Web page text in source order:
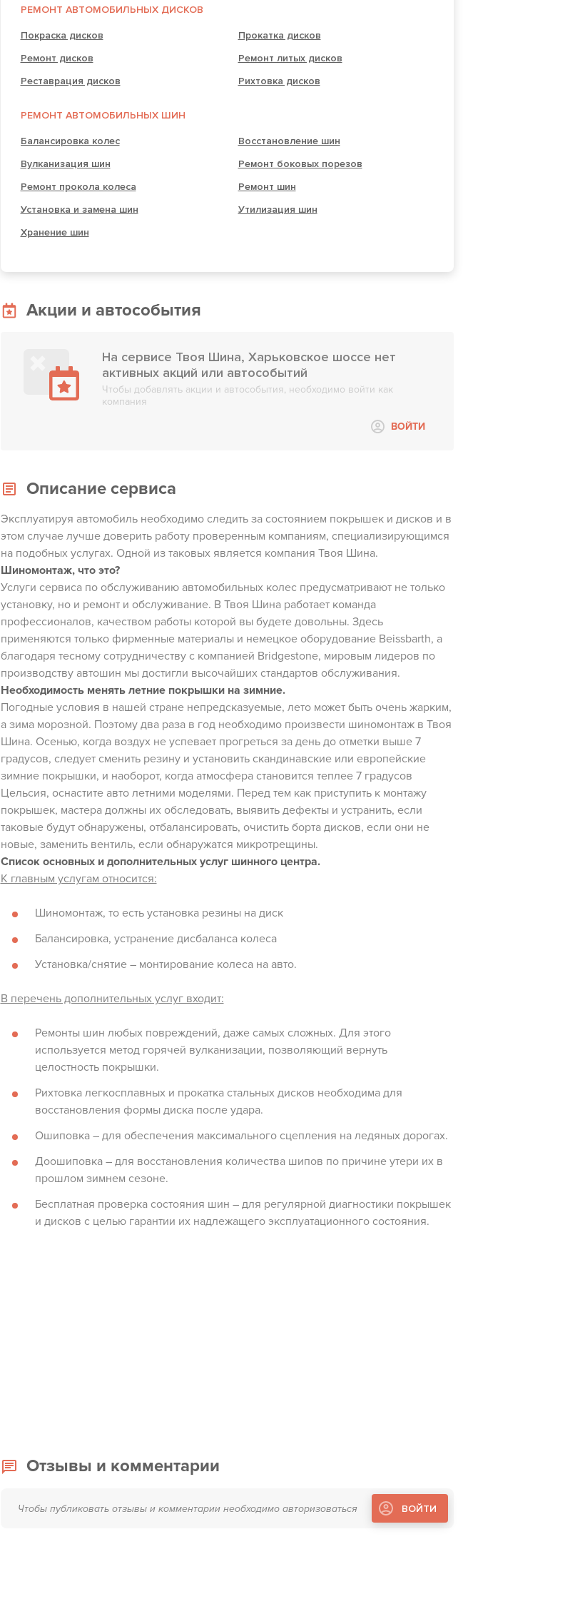
РЕМОНТ АВТОМОБИЛЬНЫХ ДИСКОВ
Покраска дисков
Прокатка дисков
Ремонт дисков
Ремонт литых дисков
Реставрация дисков
Рихтовка дисков
РЕМОНТ АВТОМОБИЛЬНЫХ ШИН
Балансировка колес
Восстановление шин
Вулканизация шин
Ремонт боковых порезов
Ремонт прокола колеса
Ремонт шин
Установка и замена шин
Утилизация шин
Хранение шин
Акции и автособытия
На сервисе Твоя Шина, Харьковское шоссе нет
активных акций или автособытий
Чтобы добавлять акции и автособытия, необходимо войти как
компания
ВОЙТИ
Описание сервиса
Эксплуатируя автомобиль необходимо следить за состоянием покрышек и дисков и в
этом случае лучше доверить работу проверенным компаниям, специализирующимся
на подобных услугах. Одной из таковых является компания Твоя Шина.
Шиномонтаж, что это?
Услуги сервиса по обслуживанию автомобильных колес предусматривают не только
установку, но и ремонт и обслуживание. В Твоя Шина работает команда
профессионалов, качеством работы которой вы будете довольны. Здесь
применяются только фирменные материалы и немецкое оборудование Beissbarth, а
благодаря тесному сотрудничеству с компанией Bridgestone, мировым лидеров по
производству автошин мы достигли высочайших стандартов обслуживания.
Необходимость менять летние покрышки на зимние.
Погодные условия в нашей стране непредсказуемые, лето может быть очень жарким,
а зима морозной. Поэтому два раза в год необходимо произвести шиномонтаж в Твоя
Шина. Осенью, когда воздух не успевает прогреться за день до отметки выше 7
градусов, следует сменить резину и установить скандинавские или европейские
зимние покрышки, и наоборот, когда атмосфера становится теплее 7 градусов
Цельсия, оснастите авто летними моделями. Перед тем как приступить к монтажу
покрышек, мастера должны их обследовать, выявить дефекты и устранить, если
таковые будут обнаружены, отбалансировать, очистить борта дисков, если они не
новые, заменить вентиль, если обнаружатся микротрещины.
Список основных и дополнительных услуг шинного центра.
К главным услугам относится:
Шиномонтаж, то есть установка резины на диск
Балансировка, устранение дисбаланса колеса
Установка/снятие – монтирование колеса на авто.
В перечень дополнительных услуг входит:
Ремонты шин любых повреждений, даже самых сложных. Для этого
используется метод горячей вулканизации, позволяющий вернуть
целостность покрышки.
Рихтовка легкосплавных и прокатка стальных дисков необходима для
восстановления формы диска после удара.
Ошиповка – для обеспечения максимального сцепления на ледяных дорогах.
Доошиповка – для восстановления количества шипов по причине утери их в
прошлом зимнем сезоне.
Бесплатная проверка состояния шин – для регулярной диагностики покрышек
и дисков с целью гарантии их надлежащего эксплуатационного состояния.
Отзывы и комментарии
Чтобы публиковать отзывы и комментарии необходимо авторизоваться ВОЙТИ